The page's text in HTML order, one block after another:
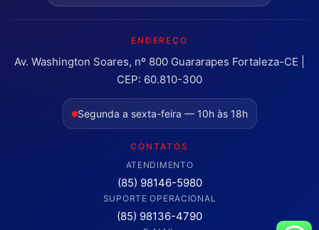
ENDEREÇO
Av. Washington Soares, nº 800 Guararapes Fortaleza-CE |
CEP: 60.810-300
Segunda a sexta-feira — 10h às 18h
CONTATOS
ATENDIMENTO
(85) 98146-5980
SUPORTE OPERACIONAL
(85) 98136-4790